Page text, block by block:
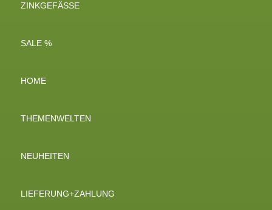
ZINKGEFÄSSE
SALE %
HOME
THEMENWELTEN
NEUHEITEN
LIEFERUNG+ZAHLUNG